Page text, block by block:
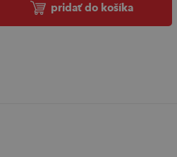
pridať do košíka